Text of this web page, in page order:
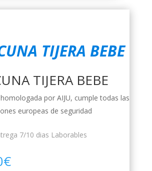
TIJERA BEBE
TIJERA BEBE
por AIJU, cumple todas las
europeas de seguridad
7/10 dias Laborables
€